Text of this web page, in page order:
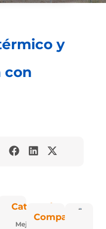
y
con
Categorías
Mejora
Compartir